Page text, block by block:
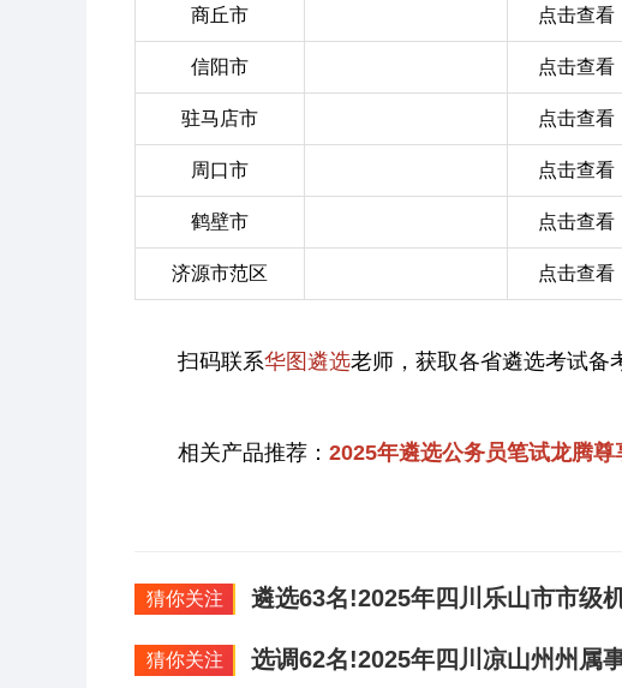
商丘市 点击查看
信阳市 点击查看
驻马店市 点击查看
周口市 点击查看
鹤壁市 点击查看
济源市范区 点击查看
扫码联系华图遴选老师，获取各省遴选考试备
相关产品推荐： 2025年遴选公务员笔试龙腾尊
猜你关注 遴选63名!2025年四川乐山市市级
猜你关注 选调62名!2025年四川凉山州州属